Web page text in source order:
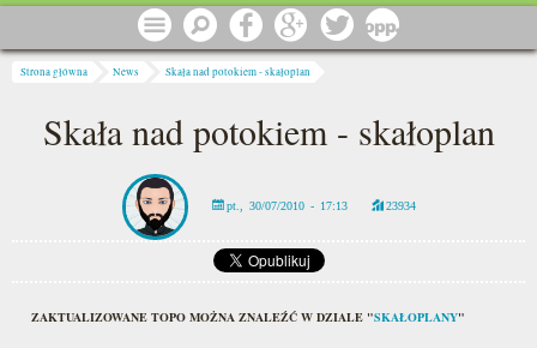
Przejdź do treści Menu Szukaj Facebook Google Twitter
Jesteś tutaj
Strona główna News Skała nad potokiem - skałoplan
Skała nad potokiem - skałoplan
pt., 30/07/2010 - 17:13 23934
ZAKTUALIZOWANE TOPO MOŻNA ZNALEŹĆ W DZIALE "SKAŁOPLANY"